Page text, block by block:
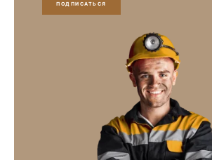
ПОДПИСАТЬСЯ